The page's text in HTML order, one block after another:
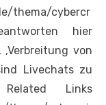
thema/cybercr
hier
von
Livechats zu
Links